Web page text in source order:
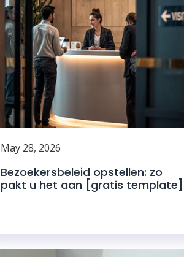
May 28, 2026
Bezoekersbeleid opstellen: zo
pakt u het aan [gratis template]